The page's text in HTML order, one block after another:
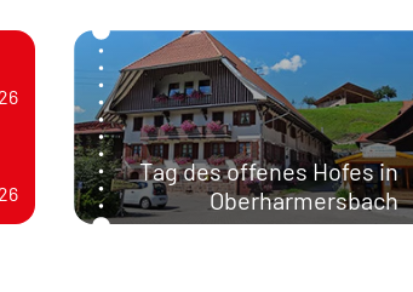
Tag des offenes Hofes in
Oberharmersbach